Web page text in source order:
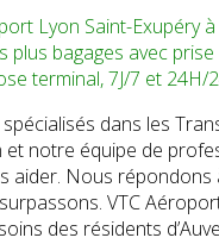
Lyon Saint-Exupéry
plus bagages avec
terminal, 7J/7 et 24H/
dans les
notre équipe de
aider. Nous répondons
VTC
des résidents